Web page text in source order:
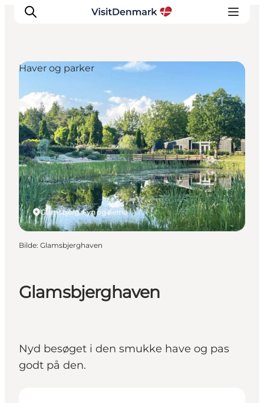
Inspirasjon
Reisemål
Aktiviteter
Overnatting
Planlegg reisen
Glamsbjerghaven
Nyd besøget i den smukke have og pas
godt på den.
Glamsbjerg, Fyn og øerne
Haver og parker
Bilde: Glamsbjerghaven